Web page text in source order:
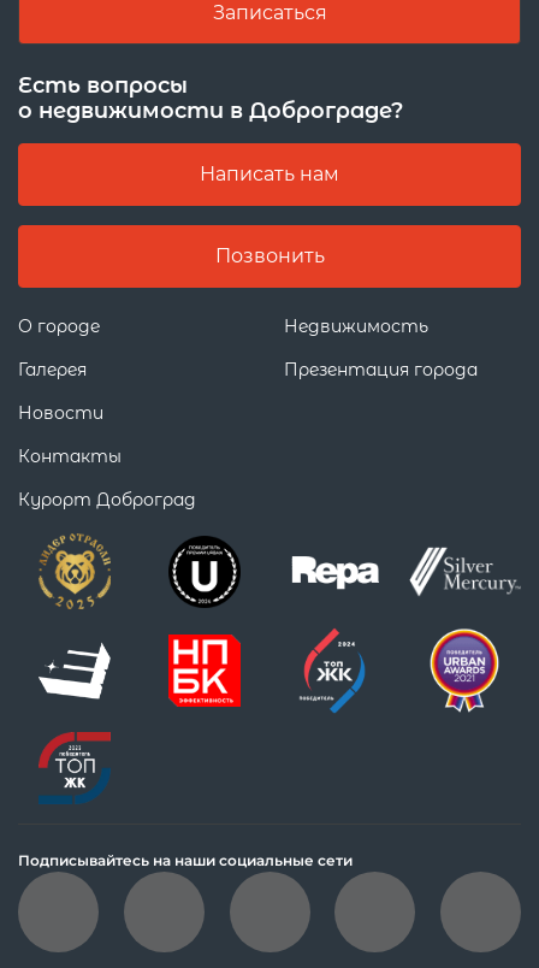
О городе
Недвижимость
Галерея
Новости
Контакты
Курорт Доброград
Презентация города
Записаться
Есть вопросы
о недвижимости в Доброграде?
Написать нам
Позвонить
Подписывайтесь на наши социальные сети